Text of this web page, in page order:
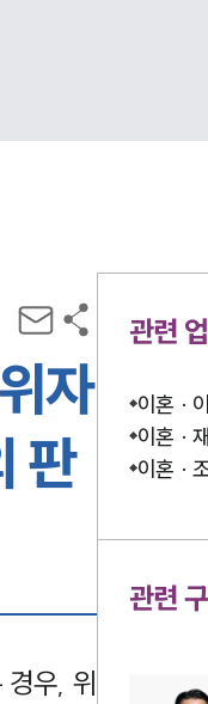
자
판
경우, 위
관련
이혼 ·
이혼 ·
이혼 ·
관련